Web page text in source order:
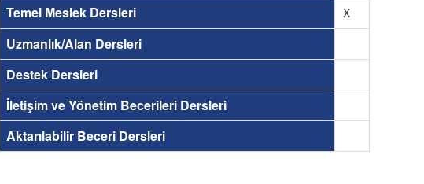
Temel Meslek Dersleri X
Uzmanlık/Alan Dersleri
Destek Dersleri
İletişim ve Yönetim Becerileri Dersleri
Aktarılabilir Beceri Dersleri